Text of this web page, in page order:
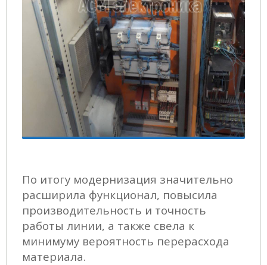
По итогу модернизация значительно
расширила функционал, повысила
производительность и точность
работы линии, а также свела к
минимуму вероятность перерасхода
материала.